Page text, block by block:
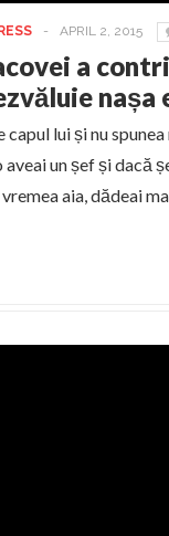
- APRIL 2, 2015
a
lui și nu
aveai un șef și dacă
aia, dădeai